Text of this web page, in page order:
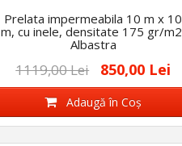
Prelata impermeabila 10 m x 10
m, cu inele, densitate 175 gr/
Albastra
1119,00 Lei 850,00 Lei
Adaugă în Coş